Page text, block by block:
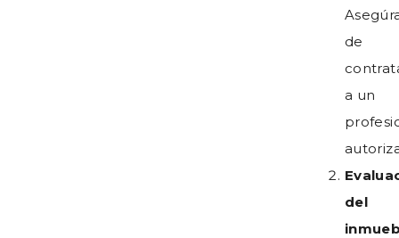
de
a un
del